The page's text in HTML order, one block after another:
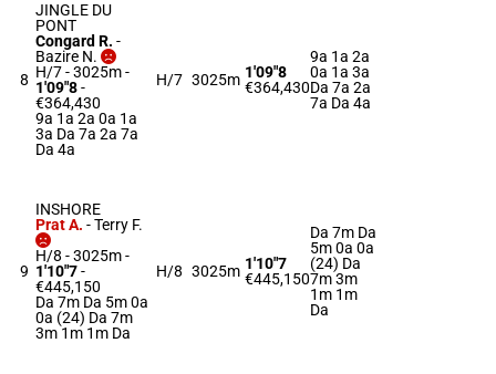
8
JINGLE DU
PONT
Congard R. -
Bazire N.
H/7 - 3025m-
1'09"8-
€364,430
9a 1a 2a 0a 1a
3a Da 7a 2a 7a
Da 4a
H/7 3025m 1'09"8
€364,430
9a 1a 2a
0a 1a 3a
Da 7a 2a
7a Da 4a
9
INSHORE
Prat A. -Terry F.
H/8 - 3025m-
1'10"7-
€445,150
Da 7m Da 5m 0a
0a (24) Da 7m
3m 1m 1m Da
H/8 3025m 1'10"7
€445,150
Da 7m Da
5m 0a 0a
(24) Da
7m 3m
1m 1m
Da